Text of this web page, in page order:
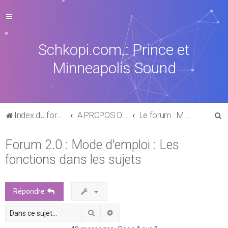
Schkopi.com : Prince et
Minneapolis Sound
Index du forum A PROPOS DU FORUM Le forum : Mode d'emploi
Forum 2.0 : Mode d'emploi : Les
fonctions dans les sujets
Répondre
Rechercher